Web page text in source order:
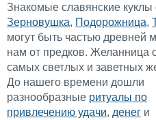
Знакомые славянские
Зерновушка, Подорожница,
могут быть частью древней
нам от предков. Желанница
самых светлых и заветных
До нашего времени дошли
разнообразные ритуалы по
привлечению удачи, денег и